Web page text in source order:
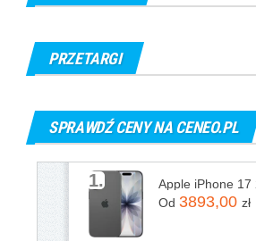
PRZETARGI
SPRAWDŹ CENY NA CENEO.PL
1.
Od 3893,00 zł